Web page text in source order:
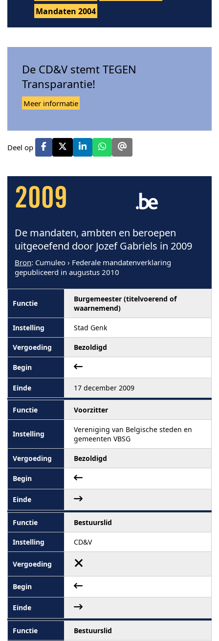
Mandaten 2004
De CD&V stemt TEGEN
Transparantie!
Meer informatie
Deel op
2009
De mandaten, ambten en beroepen
uitgeoefend door Jozef Gabriels in 2009
Bron: Cumuleo › Federale mandatenverklaring
gepubliceerd in augustus 2010
Burgemeester (titelvoerend of
waarnemend)
Stad Genk
Bezoldigd
17 december 2009
Voorzitter
Vereniging van Belgische steden en
gemeenten VBSG
Bezoldigd
Bestuurslid
CD&V
Bestuurslid